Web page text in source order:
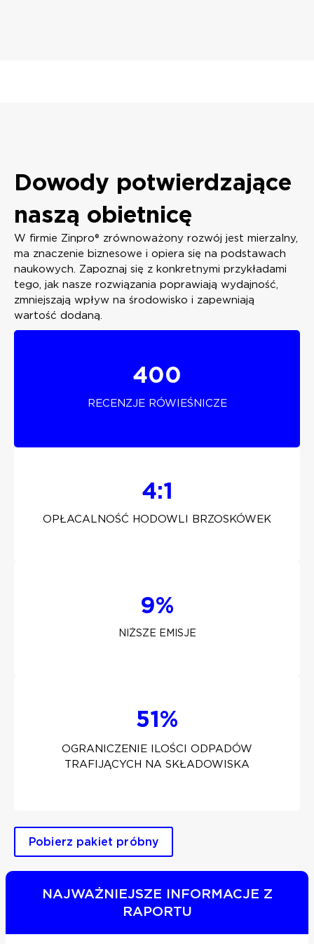
Dowody potwierdzające
naszą obietnicę
W firmie Zinpro® zrównoważony rozwój jest mierzalny,
ma znaczenie biznesowe i opiera się na podstawach
naukowych. Zapoznaj się z konkretnymi przykładami
tego, jak nasze rozwiązania poprawiają wydajność,
zmniejszają wpływ na środowisko i zapewniają
wartość dodaną.
400
RECENZJE RÓWIEŚNICZE
4:1
OPŁACALNOŚĆ HODOWLI BRZOSKÓWEK
9%
NIŻSZE EMISJE
51%
OGRANICZENIE ILOŚCI ODPADÓW
TRAFIJĄCYCH NA SKŁADOWISKA
Pobierz pakiet próbny
NAJWAŻNIEJSZE INFORMACJE Z
RAPORTU